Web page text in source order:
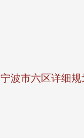
宁波市六区详细